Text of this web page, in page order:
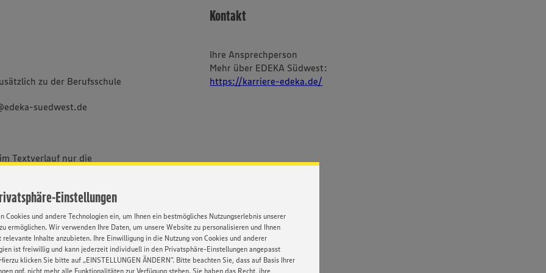
Einstellungen
Cookies und andere Technologien ein, um Ihnen ein bestmögliches Nutzungserlebnis unserer
ermöglichen. Wir verwenden Ihre Daten, um unsere Website zu personalisieren und Ihnen
relevante Inhalte anzubieten. Ihre Einwilligung in die Nutzung von Cookies und anderer
ist freiwillig und kann jederzeit individuell in den Privatsphäre-Einstellungen angepasst
klicken Sie bitte auf „EINSTELLUNGEN ÄNDERN”. Bitte beachten Sie, dass auf Basis Ihrer
ggf. nicht mehr alle Funktionalitäten zur Verfügung stehen. Sie haben das Recht, ihre
zu der Berufsschule
suedwest.de
Textverlauf nur die
uns alle Menschen -
und sozialer Herkunft,
und Identität.
Kontakt
Ihre Ansprechperson
Mehr über EDEKA Südwest:
https://karriere-edeka.de/